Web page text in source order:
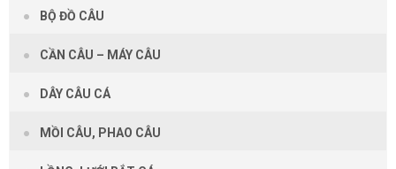
BỘ ĐỒ CÂU
CẦN CÂU – MÁY CÂU
DÂY CÂU CÁ
MỒI CÂU, PHAO CÂU